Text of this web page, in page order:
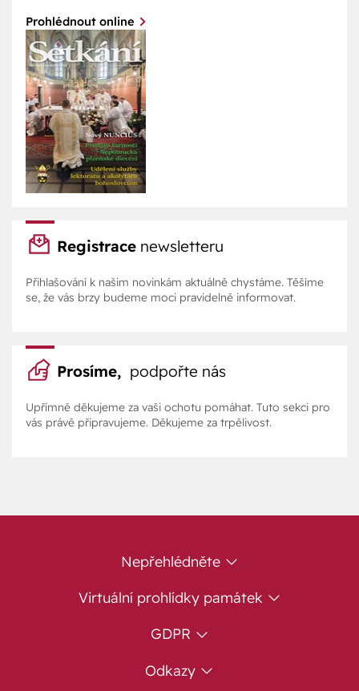
Prohlédnout online
Registrace newsletteru
Přihlašování k našim novinkám aktuálně chystáme. Těšíme
se, že vás brzy budeme moci pravidelně informovat.
Prosíme, podpořte nás
Upřímně děkujeme za vaši ochotu pomáhat. Tuto sekci pro
vás právě připravujeme. Děkujeme za trpělivost.
Nepřehlédněte
Virtuální prohlídky památek
GDPR
Odkazy